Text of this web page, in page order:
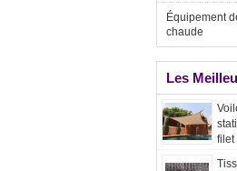
Équipement
chaude
Les
filet